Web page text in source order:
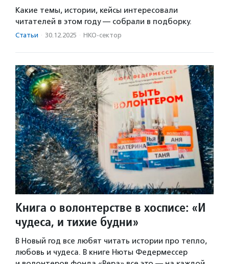
Какие темы, истории, кейсы интересовали
читателей в этом году — собрали в подборку.
Статьи · 30.12.2025 · НКО-сектор
Книга о волонтерстве в хосписе: «И
чудеса, и тихие будни»
В Новый год все любят читать истории про тепло,
любовь и чудеса. В книге Нюты Федермессер